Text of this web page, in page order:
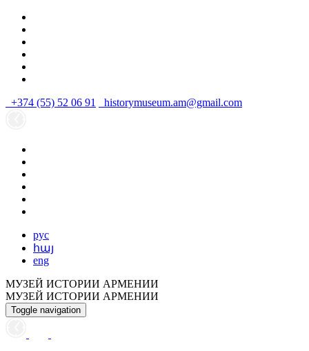
+374 (55) 52 06 91 historymuseum.am@gmail.com
рус
հայ
eng
МУЗЕЙ ИСТОРИИ АРМЕНИИ
МУЗЕЙ ИСТОРИИ АРМЕНИИ
Toggle navigation